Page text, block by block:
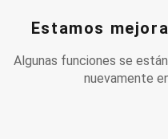
Estamos
Algunas funciones se
nuevamente